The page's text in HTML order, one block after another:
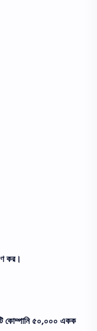
কর।
কোম্পানি ৫০,০০০ একক